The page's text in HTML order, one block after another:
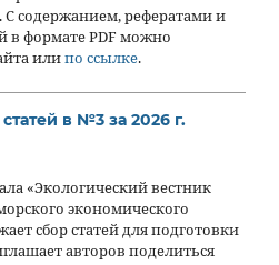
С содержанием, рефератами и
в формате PDF можно
илипо ссылке.
в №3 за 2026 г.
«Экологический вестник
экономического
сбор статей для подготовки
авторов поделиться